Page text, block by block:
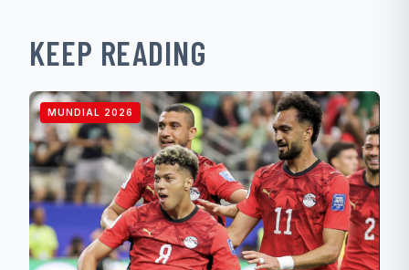
KEEP READING
MUNDIAL 2026